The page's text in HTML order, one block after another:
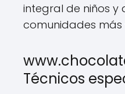
integral de niños y
comunidades más
Técnicos